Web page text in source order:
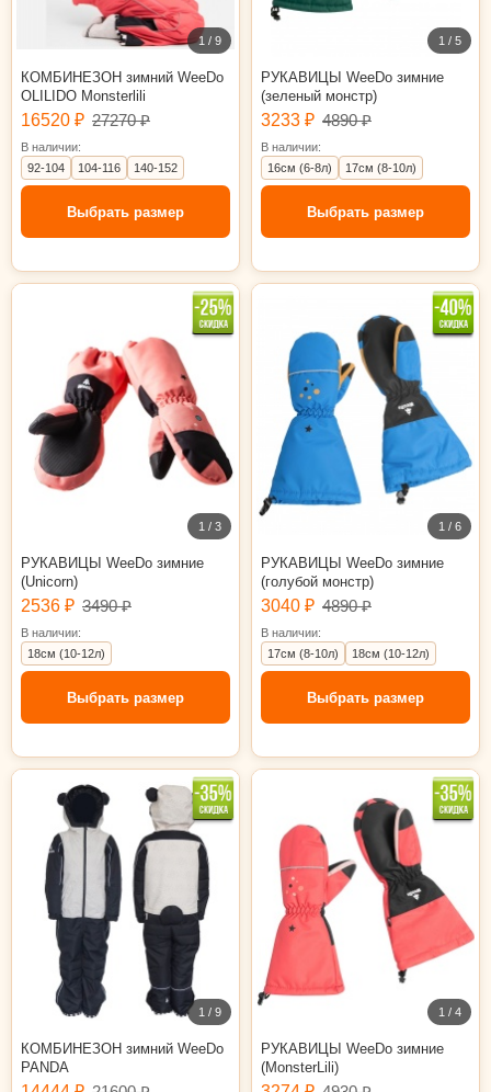
1 / 9
КОМБИНЕЗОН зимний WeeDo
OLILIDO Monsterlili
16520 ₽ 27270 ₽
В наличии:
92-104
104-116 140-152
Выбрать размер
1 / 5
РУКАВИЦЫ WeeDo зимние
(зеленый монстр)
3233 ₽ 4890 ₽
В наличии:
16см (6-8л)
17см (8-10л)
Выбрать размер
1 / 3
РУКАВИЦЫ WeeDo зимние
(Unicorn)
2536 ₽ 3490 ₽
В наличии:
18см (10-12л)
Выбрать размер
1 / 6
РУКАВИЦЫ WeeDo зимние
(голубой монстр)
3040 ₽ 4890 ₽
18см (10-12л)
В наличии:
17см (8-10л)
18см (10-12л)
Выбрать размер
1 / 9
КОМБИНЕЗОН зимний WeeDo
PANDA
92-104
1 / 4
РУКАВИЦЫ WeeDo зимние
(MonsterLili)
17см (8-10л)